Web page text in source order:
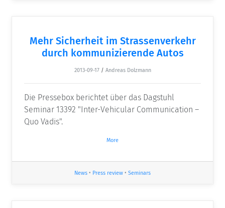
Mehr Sicherheit im Strassenverkehr
durch kommunizierende Autos
2013-09-17 / Andreas Dolzmann
Die Pressebox berichtet über das Dagstuhl
Seminar 13392 "Inter-Vehicular Communication –
Quo Vadis".
More
News • Press review • Seminars